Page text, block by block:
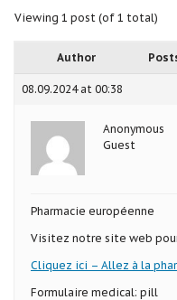
Viewing 1 post (of 1 total)
Author
08.09.2024 at 00:38
Anonymous
Guest
Pharmacie européenne
Visitez notre site web
Cliquez ici – Allez à la
Formulaire medical: pill